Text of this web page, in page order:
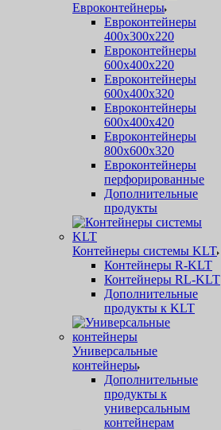
Евроконтейнеры
Евроконтейнеры
400х300х220
Евроконтейнеры
600х400х220
Евроконтейнеры
600х400х320
Евроконтейнеры
600х400х420
Евроконтейнеры
800х600х320
Евроконтейнеры
перфорированные
Дополнительные
продукты
Контейнеры системы KLT
Контейнеры R-KLT
Контейнеры RL-KLT
Дополнительные
продукты к KLT
Универсальные
контейнеры
Дополнительные
продукты к
универсальным
контейнерам